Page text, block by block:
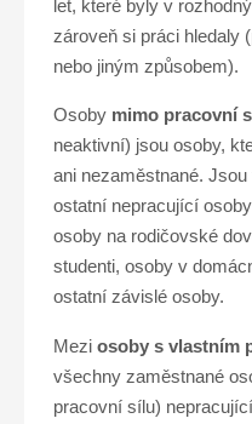
let, které byly v
zároveň si práci hledaly
nebo jiným způsobem).
Osoby mimo pracovní
neaktivní) jsou osoby,
ani nezaměstnané.
ostatní nepracující
osoby na rodičovské
studenti, osoby v
ostatní závislé osoby.
Mezi osoby s vlastním
všechny zaměstnané
pracovní sílu)